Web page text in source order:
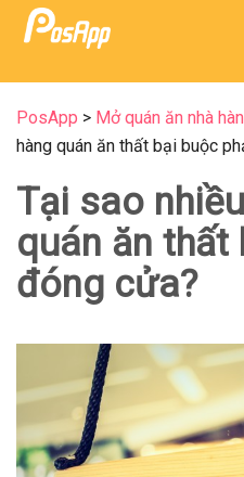
PosApp > Mở quán ăn nhà
hàng quán ăn thất bại buộc
Tại sao
quán ăn thất
đóng cửa?